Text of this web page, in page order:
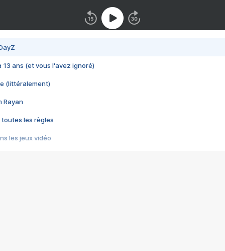
13 ans (et vous l'avez ignoré)
(littéralement)
Rayan
toutes les règles
les jeux vidéo